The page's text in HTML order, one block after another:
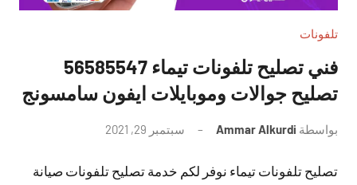
تلفونات
فني تصليح تلفونات تيماء 56585547
تصليح جوالات وموبايلات ايفون سامسونج
بواسطة Ammar Alkurdi سبتمبر 29, 2021
تعليقات
تصليح تلفونات تيماء نوفر لكم خدمة تصليح تلفونات صيانة